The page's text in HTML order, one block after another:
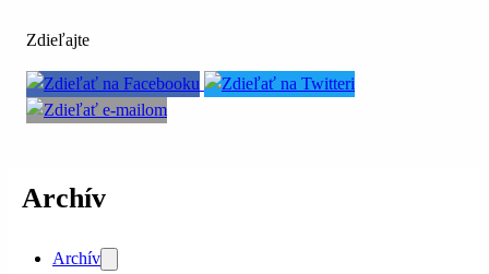
Zdieľajte
Archív
Archív